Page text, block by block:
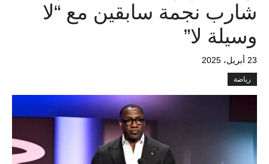
شارب نجمة سابقين مع “لا
وسيلة لا”
23 أبريل، 2025
رياضة